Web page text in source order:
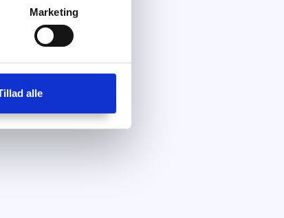
Marketing
alle